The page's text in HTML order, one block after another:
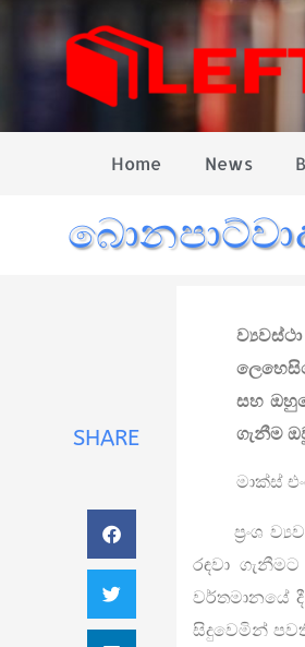
Home News
SHARE
සහ
ගැනීම
මාක්ස්
ප්‍රංශ
රඳවා
වර්තමානයේ
සිදුවෙමින්